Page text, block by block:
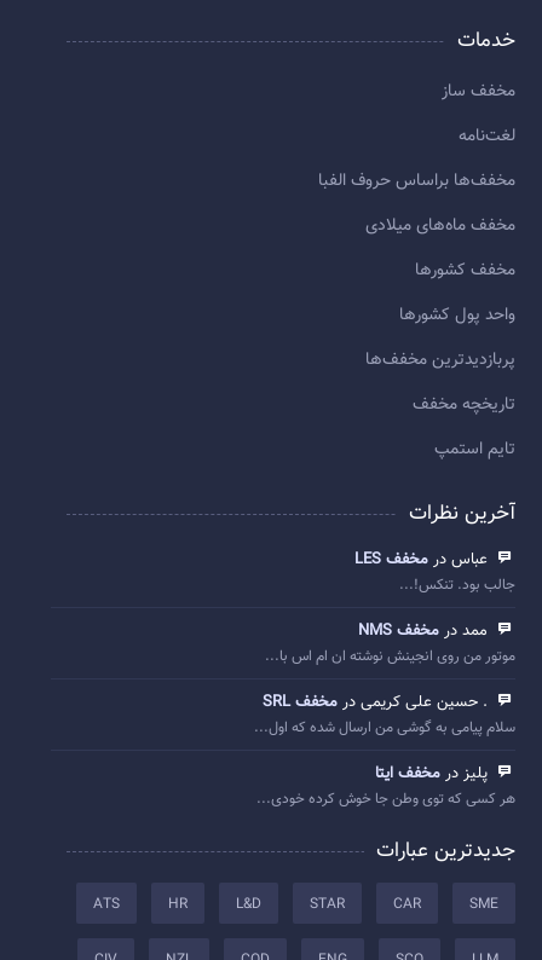
خدمات
مخفف ساز
لغت‌نامه
مخفف‌ها براساس حروف الفبا
مخفف ماه‌های میلادی
مخفف کشورها
واحد پول کشورها
پربازديدترين مخفف‌ها
تاريخچه مخفف
تایم استمپ
آخرین نظرات
عباس در مخفف LES
جالب بود. تنکس!...
ممد در مخفف NMS
موتور من روی انجینش نوشته ان ام اس با...
. حسین علی کریمی در مخفف SRL
سلام پیامی به گوشی من ارسال شده که اول...
پلیز در مخفف ایتا
هر کسی که توی وطن جا خوش کرده خودی...
جدیدترین عبارات
SME
CAR
STAR
L&D
HR
ATS